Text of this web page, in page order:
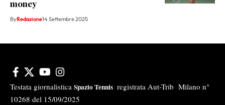
money
ByRedazione14 Settembre 2025
Testata giornalistica Spazio Tennis registrata Aut-Trib Milano n°
10268 del 15/09/2025